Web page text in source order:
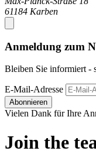
61184 Karben
Anmeldung zum
Bleiben Sie informiert -
E-Mail-Adresse
Abonnieren
Vielen Dank für Ihre
Join the